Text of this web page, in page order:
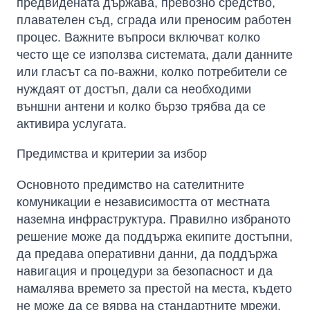
предвидената държава, превозно средство,
плавателен съд, сграда или преносим работен
процес. Важните въпроси включват колко
често ще се използва системата, дали данните
или гласът са по-важни, колко потребители се
нуждаят от достъп, дали са необходими
външни антени и колко бързо трябва да се
активира услугата.
Предимства и критерии за избор
Основното предимство на сателитните
комуникации е независимостта от местната
наземна инфраструктура. Правилно избраното
решение може да поддържа екипите достъпни,
да предава оперативни данни, да поддържа
навигация и процедури за безопасност и да
намалява времето за престой на места, където
не може да се вярва на стандартните мрежи.